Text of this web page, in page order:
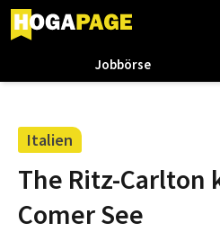
Jobbörse
Italien
The Ritz-Carlton
Comer See